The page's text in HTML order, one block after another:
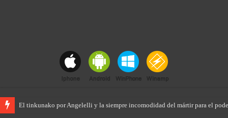
El primer encuentro de “Rodanteros del Jaaukanigás”, se presentó en la